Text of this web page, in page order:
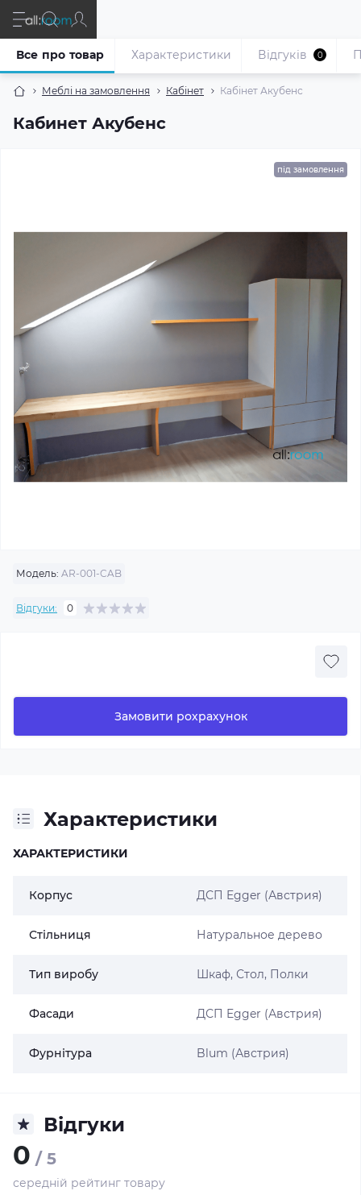
Меблі на замовлення Кабінет Кабінет Акубенс
Кабинет Акубенс
Все про товар Характеристики Відгуків 0
під замовлення
Модель: AR-001-CAB
Відгуки: 0
Замовити рохрахунок
Характеристики
ХАРАКТЕРИСТИКИ
Корпус ДСП Egger (Австрия)
Стільниця Натуральное дерево
Тип виробу Шкаф, Стол, Полки
Фасади ДСП Egger (Австрия)
Фурнітура Blum (Австрия)
Відгуки
0 / 5
середній рейтинг товару